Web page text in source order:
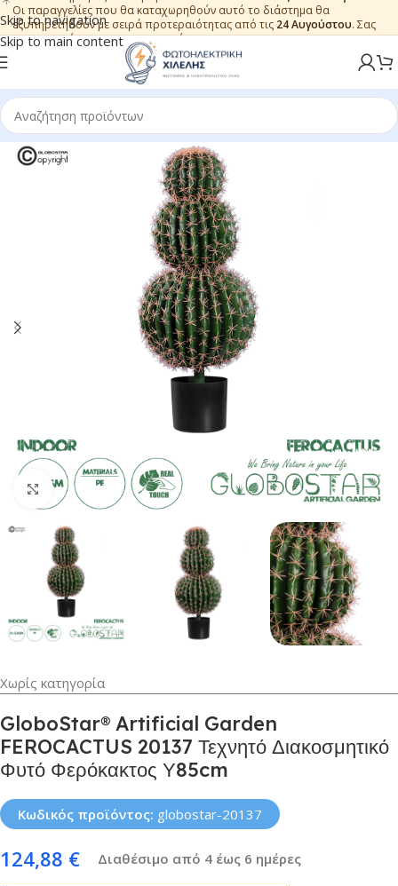
Skip to navigation
Skip to main content
Οι παραγγελίες που θα καταχωρηθούν αυτό το διάστημα θα
εξυπηρετηθούν με σειρά προτεραιότητας από τις 24 Αυγούστου. Σας
ευχαριστούμε για την εμπιστοσύνη.
Κλικ για μεγέθυνση
Χωρίς κατηγορία
GloboStar® Artificial Garden
FEROCACTUS 20137 Τεχνητό Διακοσμητικό
Φυτό Φερόκακτος Υ85cm
Κωδικός προϊόντος: globostar-20137
124,88 € Διαθέσιμο από 4 έως 6 ημέρες